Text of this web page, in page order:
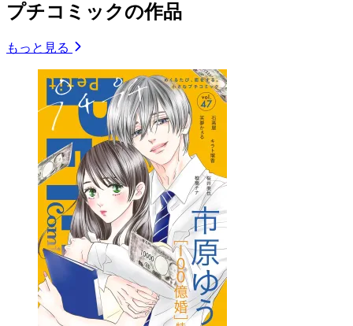
プチコミックの作品
もっと見る